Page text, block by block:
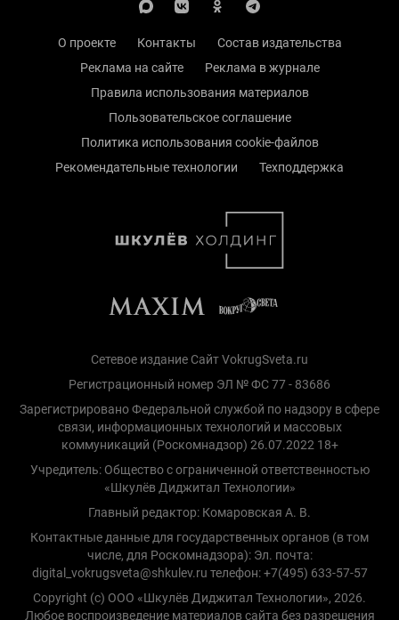
О проекте Контакты
Состав издательства
Реклама на сайте
Реклама в журнале
Правила использования материалов
Пользовательское соглашение
Политика использования cookie-файлов
Рекомендательные технологии
Техподдержка
Сетевое издание Сайт VokrugSveta.ru
Регистрационный номер ЭЛ № ФС 77 - 83686
Зарегистрировано Федеральной службой по надзору в сфере
связи, информационных технологий и массовых
коммуникаций (Роскомнадзор) 26.07.2022 18+
Учредитель: Общество с ограниченной ответственностью
«Шкулёв Диджитал Технологии»
Главный редактор: Комаровская А. В.
Контактные данные для государственных органов (в том
числе, для Роскомнадзора): Эл. почта:
digital_vokrugsveta@shkulev.ru телефон: +7(495) 633-57-57
Copyright (с) ООО «Шкулёв Диджитал Технологии», 2026.
Любое воспроизведение материалов сайта без разрешения